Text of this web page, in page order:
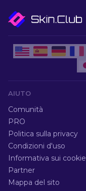
AIUTO
Comunità
PRO
Politica sulla privacy
Condizioni d'uso
Informativa sui cookie
Partner
Mappa del sito